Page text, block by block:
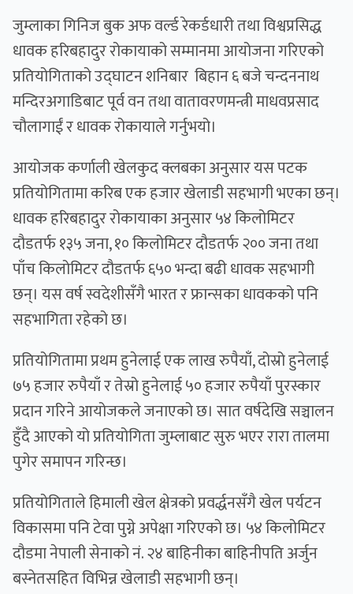
जुम्लाका गिनिज बुक अफ वर्ल्ड रेकर्डधारी तथा विश्वप्रसिद्ध
धावक हरिबहादुर रोकायाको सम्मानमा आयोजना गरिएको
प्रतियोगिताको उद्घाटन शनिबार बिहान ६ बजे चन्दननाथ
मन्दिरअगाडिबाट पूर्व वन तथा वातावरणमन्त्री माधवप्रसाद
चौलागाईं र धावक रोकायाले गर्नुभयो।
आयोजक कर्णाली खेलकुद क्लबका अनुसार यस पटक
प्रतियोगितामा करिब एक हजार खेलाडी सहभागी भएका छन्।
धावक हरिबहादुर रोकायाका अनुसार ५४ किलोमिटर
दौडतर्फ १३५ जना, १० किलोमिटर दौडतर्फ २०० जना तथा
पाँच किलोमिटर दौडतर्फ ६५० भन्दा बढी धावक सहभागी
छन्। यस वर्ष स्वदेशीसँगै भारत र फ्रान्सका धावकको पनि
सहभागिता रहेको छ।
प्रतियोगितामा प्रथम हुनेलाई एक लाख रुपैयाँ, दोस्रो हुनेलाई
७५ हजार रुपैयाँ र तेस्रो हुनेलाई ५० हजार रुपैयाँ पुरस्कार
प्रदान गरिने आयोजकले जनाएको छ। सात वर्षदेखि सञ्चालन
हुँदै आएको यो प्रतियोगिता जुम्लाबाट सुरु भएर रारा तालमा
पुगेर समापन गरिन्छ।
प्रतियोगिताले हिमाली खेल क्षेत्रको प्रवर्द्धनसँगै खेल पर्यटन
विकासमा पनि टेवा पुग्ने अपेक्षा गरिएको छ। ५४ किलोमिटर
दौडमा नेपाली सेनाको नं. २४ बाहिनीका बाहिनीपति अर्जुन
बस्नेतसहित विभिन्न खेलाडी सहभागी छन्।